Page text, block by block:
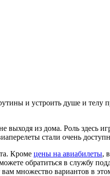
и устроить душе и телу
из дома. Роль здесь
стали очень
Кроме цены на авиабилеты,
обратиться в службу
множество вариантов в